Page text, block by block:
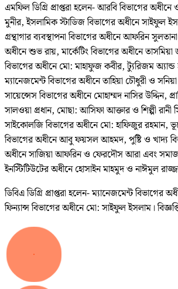
এমফিল ডিগ্রি প্রাপ্তরা হলেন- আরবি বিভাগের
মুনীর, ইসলামিক স্টাডিজ বিভাগের অধীনে সাইফুল
গ্রন্থাগার ব্যবস্থাপনা বিভাগের অধীনে আফরিন
অধীনে শুভ রায়, মার্কেটিং বিভাগের অধীনে তাসমিয়া
বিভাগের অধীনে মো: মাহাফুজ কবীর, ট্যুরিজম অ্যান্ড
ম্যানেজমেন্ট বিভাগের অধীনে তাহিয়া চৌধুরী ও
সায়েন্সেস বিভাগের অধীনে মোহাম্মদ নাসির উদ্দিন,
সালওয়া প্রধান, মোছা: আসিফা আক্তার ও শিল্পী রানী
সাইকোলজি বিভাগের অধীনে মো: হাফিজুর রহমান,
বিভাগের অধীনে আবু ফয়সল আহমদ, পুষ্টি ও খাদ্য
অধীনে সাজিয়া আফরিন ও ফেরদৌস আরা এবং
ইনস্টিটিউটের অধীনে হোসাইন মাহমুদ ও নাঈমুল
ডিবিএ ডিগ্রি প্রাপ্তরা হলেন- ম্যানেজমেন্ট বিভাগের
ফিন্যান্স বিভাগের অধীনে মো: সাইফুল ইসলাম।